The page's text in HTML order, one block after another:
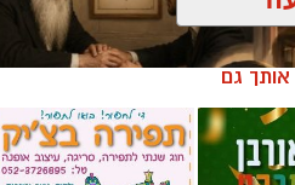
הרשתות
חוג שנתי לתפירה,
סריגה, עיצוב אופנה